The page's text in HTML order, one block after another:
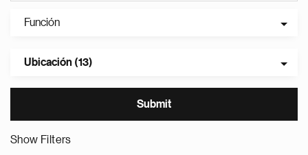
Función
Ubicación (13)
Show Filters